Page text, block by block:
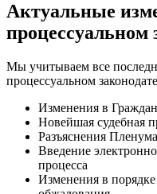
Актуальные
процессуальном
Мы учитываем все
процессуальном
Изменения в
Новейшая судебная
Разъяснения
Введение
процесса
Изменения в